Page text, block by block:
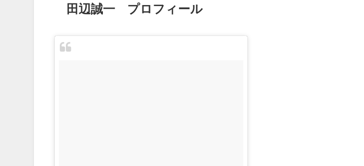
田辺誠一 プロフィール